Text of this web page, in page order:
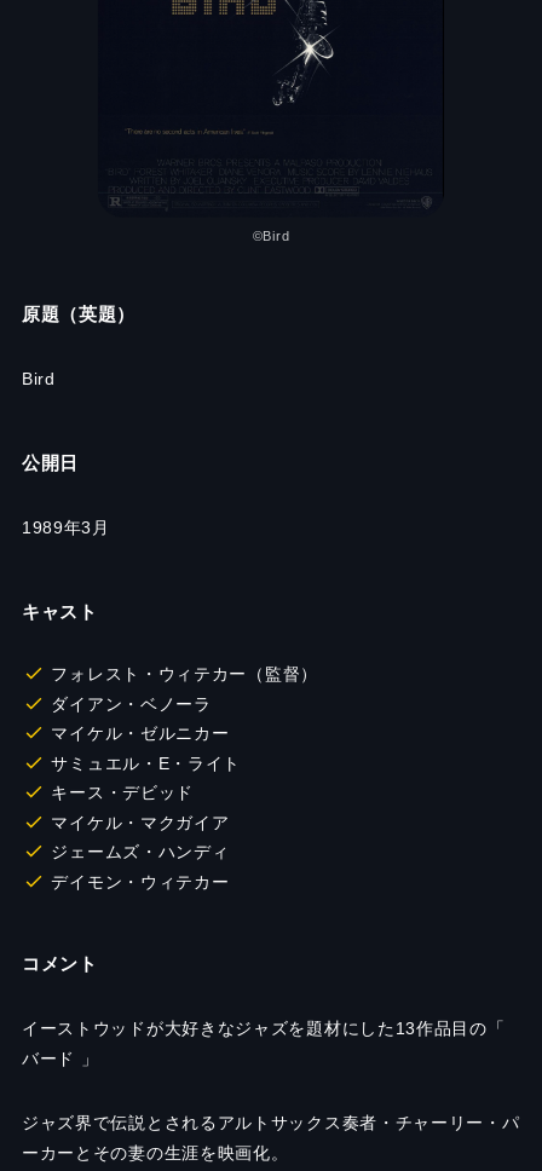
©Bird
原題（英題）
Bird
公開日
1989年3月
キャスト
フォレスト・ウィテカー（監督）
ダイアン・ベノーラ
マイケル・ゼルニカー
サミュエル・E・ライト
キース・デビッド
マイケル・マクガイア
ジェームズ・ハンディ
デイモン・ウィテカー
コメント
イーストウッドが大好きなジャズを題材にした13作品目の「
バード 」
ジャズ界で伝説とされるアルトサックス奏者・チャーリー・パ
ーカーとその妻の生涯を映画化。